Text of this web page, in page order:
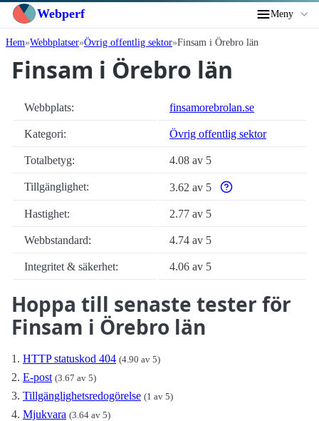
Webperf Meny
Hem Webbplatser Övrig offentlig sektor Finsam i Örebro län
Finsam i Örebro län
Webbplats: finsamorebrolan.se
Kategori: Övrig offentlig sektor
Totalbetyg: 4.08 av 5
Tillgänglighet: 3.62 av 5
Varför enbart
Hastighet:
2.77 av 5
Webbstandard: 4.74 av 5
Integritet & säkerhet: 4.06 av 5
Hoppa till senaste tester för
Finsam i Örebro län
HTTP statuskod 404 (4.90 av 5)
E-post (3.67 av 5)
Tillgänglighetsredogörelse (1 av 5)
Mjukvara (3.64 av 5)